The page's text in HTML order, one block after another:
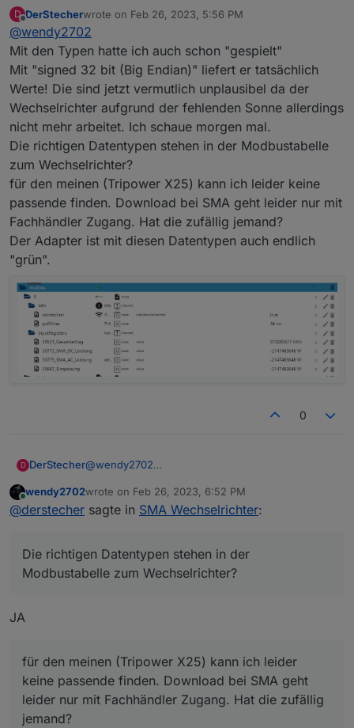
Du hast keine Typen definiert für die Register.
Sind vom STP6000, musst mal schauen ob die bei
D
Offline
DerStecherwrote on Feb 26, 2023, 5:56 PM
last edited by
@wendy2702
Mit den Typen hatte ich auch schon "gespielt"
Mit "signed 32 bit (Big Endian)" liefert er tatsächlich
Werte! Die sind jetzt vermutlich unplausibel da der
Wechselrichter aufgrund der fehlenden Sonne allerdings
nicht mehr arbeitet. Ich schaue morgen mal.
Die richtigen Datentypen stehen in der Modbustabelle
zum Wechselrichter?
für den meinen (Tripower X25) kann ich leider keine
passende finden. Download bei SMA geht leider nur mit
Fachhändler Zugang. Hat die zufällig jemand?
Der Adapter ist mit diesen Datentypen auch endlich
"grün".
0
D DerStecher@wendy2702
Mit "signed 32 bit (Big Endian)" liefert er
tatsächlich Werte! Die sind jetzt vermutlich
schaue morgen mal.
Die richtigen Datentypen stehen in der
Der Adapter ist mit diesen Datentypen auch endlich
"grün".
Online
wendy2702wrote on Feb 26, 2023, 6:52 PM
last edited by
@derstecher sagte in SMA Wechselrichter:
Die richtigen Datentypen stehen in der
Modbustabelle zum Wechselrichter?
JA
für den meinen (Tripower X25) kann ich leider
keine passende finden. Download bei SMA geht
leider nur mit Fachhändler Zugang. Hat die zufällig
jemand?